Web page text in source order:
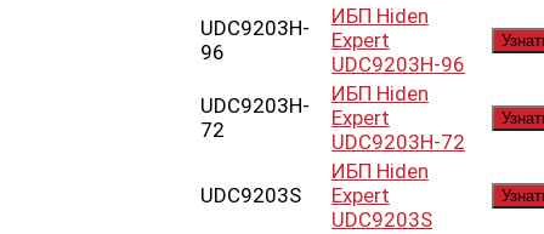
UDC9203H-
96
ИБП Hiden
Expert
UDC9203H-96
UDC9203H-
72
ИБП Hiden
Expert
UDC9203H-72
UDC9203S
ИБП Hiden
Expert
UDC9203S